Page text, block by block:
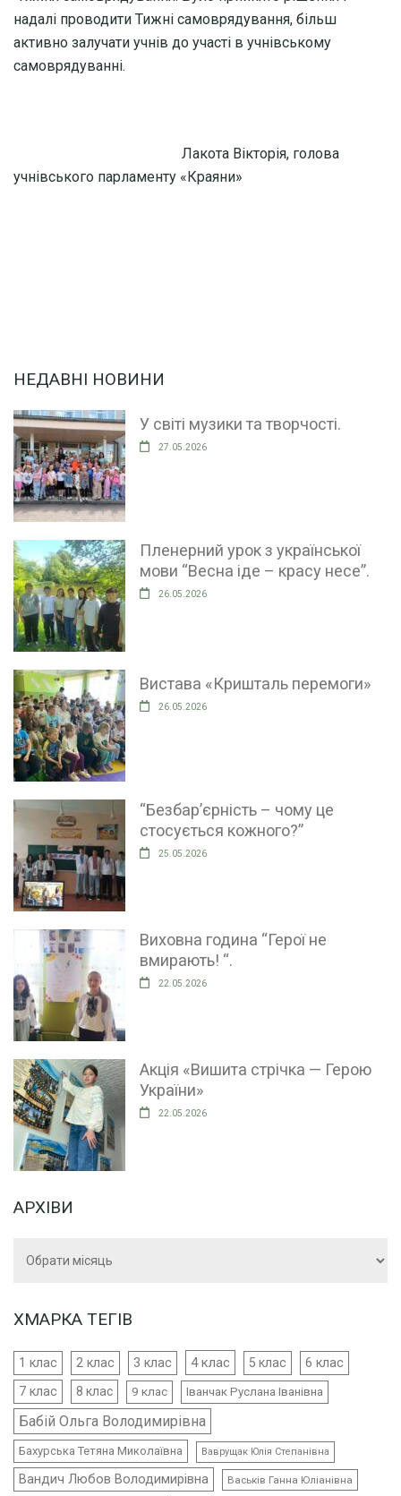
надалі проводити Тижні самоврядування, більш
активно залучати учнів до участі в учнівському
самоврядуванні.
Лакота Вікторія, голова
учнівського парламенту «Краяни»
НЕДАВНІ НОВИНИ
У світі музики та творчості.
27.05.2026
Пленерний урок з української
мови “Весна іде – красу несе”.
26.05.2026
Вистава «Кришталь перемоги»
26.05.2026
“Безбар’єрність – чому це
стосується кожного?”
25.05.2026
Виховна година “Герої не
вмирають! “.
22.05.2026
Акція «Вишита стрічка — Герою
України»
22.05.2026
АРХІВИ
ХМАРКА ТЕГІВ
1 клас 2 клас 3 клас 4 клас 5 клас 6 клас
7 клас 8 клас 9 клас Іванчак Руслана Іванівна
Бабій Ольга Володимирівна
Бахурська Тетяна Миколаївна Ваврущак Юлія Степанівна
Вандич Любов Володимирівна Васьків Ганна Юліанівна